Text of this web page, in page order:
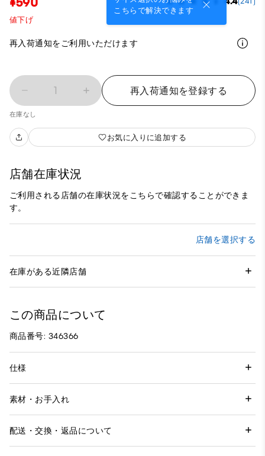
こちらで解決できます
値下げ
再入荷通知をご利用いただけます
1 再入荷通知を登録する
在庫なし
お気に入りに追加する
店舗在庫状況
ご利用される店舗の在庫状況をこちらで確認することができま
す。
店舗を選択する
在庫がある近隣店舗
この商品について
商品番号: 346366
仕様
素材・お手入れ
配送・交換・返品について